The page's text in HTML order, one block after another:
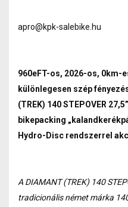
apro@kpk-salebike.hu
960eFT-os, 2026-os, 0km-
különlegesen szép
(TREK) 140 STEPOVER
bikepacking
Hydro-Disc rendszerrel
A DIAMANT (TREK) 140
tradicionális német márka